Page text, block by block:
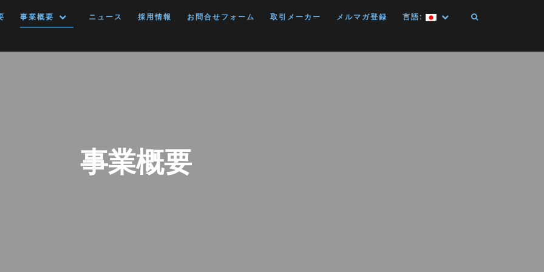
事業概要 ニュース 採用情報 お問合せフォーム 取引メーカー メルマガ登録 言語:
事業概要